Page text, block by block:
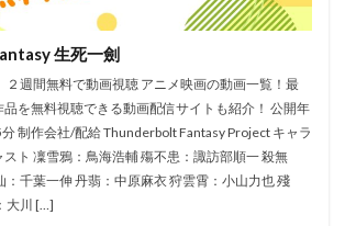
キ飛行隊製作委員会
荘司美代子
菅原文太 菅原正志
織江珠生
緒方愛香
ートリアル）
立石翔大
空見ゆき
窪田正孝
立喰師列伝製作委員会
立川三貴 立川大樹
立川志の輔
立川譲
生死一劍
２週間無料で動画視聴 アニメ映画の動画一覧！最
を無料視聴できる動画配信サイトも紹介！ 公開年
制作会社/配給 Thunderbolt Fantasy Project キャラ
ト 凜雪鴉：鳥海浩輔 殤不患：諏訪部順一 殺無
：千葉一伸 丹翡：中原麻衣 狩雲霄：小山力也 殘
大川 […]